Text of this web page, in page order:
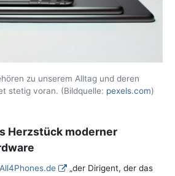
zu unserem Alltag und deren
stetig voran. (Bildquelle: pexels.com)
Herzstück moderner
All4Phones.de
„der Dirigent, der das